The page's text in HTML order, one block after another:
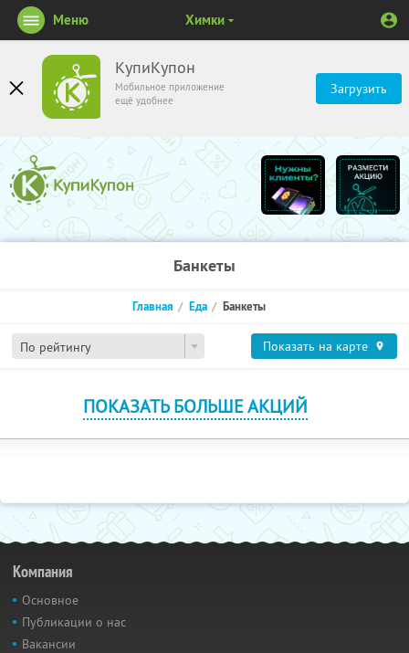
КупиКупон
Мобильное приложение
ещё удобнее
Загрузить
Меню Химки
Банкеты
По рейтингу
Главная Еда Банкеты
Показать на карте
ПОКАЗАТЬ БОЛЬШЕ АКЦИЙ
Компания
Основное
Публикации о нас
Вакансии